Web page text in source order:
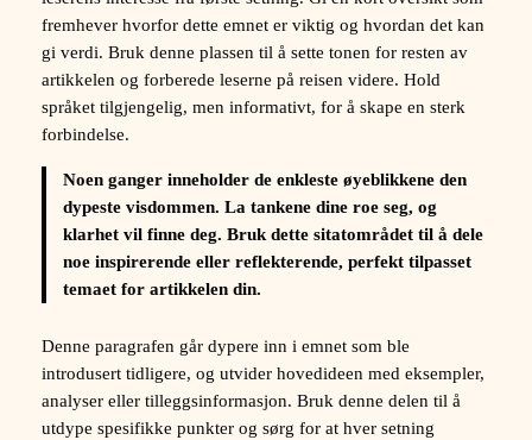
fremhever hvorfor dette emnet er viktig og hvordan det kan
gi verdi. Bruk denne plassen til å sette tonen for resten av
artikkelen og forberede leserne på reisen videre. Hold
språket tilgjengelig, men informativt, for å skape en sterk
forbindelse.
Noen ganger inneholder de enkleste øyeblikkene den
dypeste visdommen. La tankene dine roe seg, og
klarhet vil finne deg. Bruk dette sitatområdet til å dele
noe inspirerende eller reflekterende, perfekt tilpasset
temaet for artikkelen din.
Denne paragrafen går dypere inn i emnet som ble
introdusert tidligere, og utvider hovedideen med eksempler,
analyser eller tilleggsinformasjon. Bruk denne delen til å
utdype spesifikke punkter og sørg for at hver setning